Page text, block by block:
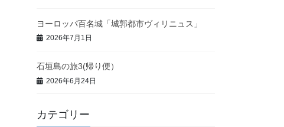
ヨーロッパ百名城「城郭都市ヴィリニュス」
2026年7月1日
石垣島の旅3(帰り便）
2026年6月24日
カテゴリー